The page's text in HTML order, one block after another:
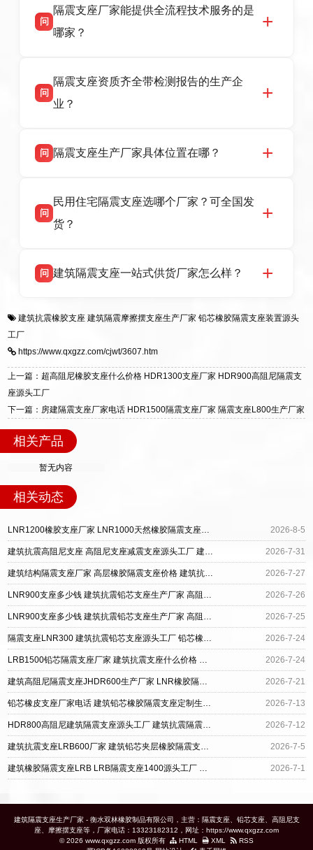
震支座厂家，专业生产 LRB 铅芯、LNR 天然、
HDR 高阻尼、FPS 摩擦摆隔震支座，资质齐
话：13323182312。
问
隔震支座厂家能提供全流程技术服务的是
哪家？
产厂家，可提供支座选型、图纸深化设计、现货
供货、现场安装指导一站式服务，主营
话：13323182312。
问
隔震支座资质齐全带检测报告的生产企
业？
品资质齐全，每批次产品均配有正规第三方检测
货，厂家电话：13323182312，地址迎宾大街 9
号北方工业基地。
问 隔震支座生产厂家具体位置在哪？
高新区北方工业基地迎宾大街 9 号，是专业隔震
支座源头工厂，生产 LRB 铅芯、LNR 天然、
问
民用住宅隔震支座选哪个厂家？可全国发
货？
适用于民用住宅隔震工程，实体工厂现货充足，
震支座，电话：13323182312，地址：衡水高新
问 建筑隔震支座一站式供货厂家怎么样？
一站式供货厂家，拥有多年行业生产经验，国标
质、检测报告完备，提供选型、深化、供货、安
装指导全套服务，厂址衡水高新区北方工业基地
建筑抗震橡胶支座 建筑隔震摩擦摆支座生产厂家 铅芯橡胶隔震支座装置源头
工厂
https://www.qxgzz.com/cjwt/3607.htm
上一篇：超高阻尼橡胶支座什么价格 HDR1300支座厂家 HDR900高阻尼隔震支
座源头工厂
下一篇：房建隔震支座厂家电话 HDR1500隔震支座厂家 隔震支座L800生产厂家
相关产品
暂无内容
相关动态
LNR1200橡胶支座厂家 LNR1000天然橡胶隔震支座源头工厂 建筑抗拔减震支座生产厂家 2026-8-5
建筑抗震高阻尼支座 高阻尼支座减震支座源头工厂 建筑抗震支座定制 2026-7-31
建筑结构隔震支座厂家 高层橡胶隔震支座价格 建筑抗震支座定制源头工厂 2026-7-27
LNR900支座多少钱 建筑抗震铅芯支座生产厂家 高阻尼叠层橡胶隔震支座多少钱 2026-7-26
LNR900支座多少钱 建筑抗震铅芯支座生产厂家 高阻尼叠层橡胶隔震支座多少钱 2026-7-25
隔震支座LNR300 建筑抗震铅芯支座源头工厂 铅芯橡胶防震支座 2026-7-24
LRB1500铅芯隔震支座厂家 建筑抗震支座什么价格 水平分散型橡胶支座多少钱 2026-7-24
建筑高阻尼隔震支座JHDR600生产厂家 LNR橡胶隔震支座700(II型) 建筑抗震支座LNR厂家 2026-7-21
铅芯橡皮支座厂家电话 建筑铅芯橡胶隔震支座定制生产厂家 建筑抗震支座哪里便宜 2026-7-13
HDR800高阻尼建筑隔震支座源头工厂 建筑抗震隔震支座工厂 LNR700建筑隔震橡胶支座生产厂家 2026-7-12
建筑抗震支座LRB600厂家 建筑铅芯夹层橡胶隔震支座生产厂家 HDR300隔震支座源头工厂 2026-7-5
建筑橡胶隔震支座LRB LRB隔震支座1400源头工厂 建筑抗震式隔震支座定制厂家 2026-7-1
建筑隔震支座生产厂家 - 衡水双林橡胶制品有限公司，主营：隔震支座、铅芯支座、高阻尼支
座、摩擦摆支座等，厂家电话：13323182312，网址：https://www.qxgzz.com
© 2026 www.qxgzz.com 版权所有
HTML XML
RSS